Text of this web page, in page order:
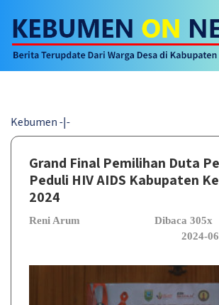
-|-
Grand Final Pemilihan Duta
Peduli HIV AIDS Kabupaten
2024
Reni Arum
Dibaca 305x
2024-